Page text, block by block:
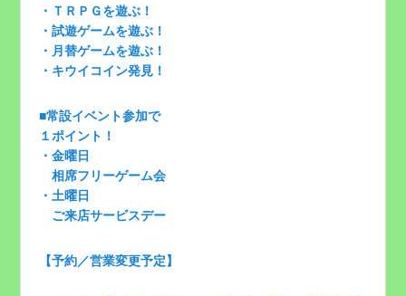
・ＴＲＰＧを遊ぶ！
・試遊ゲームを遊ぶ！
・月替ゲームを遊ぶ！
・キウイコイン発見！
■常設イベント参加で
１ポイント！
・金曜日
相席フリーゲーム会
・土曜日
ご来店サービスデー
【予約／営業変更予定】